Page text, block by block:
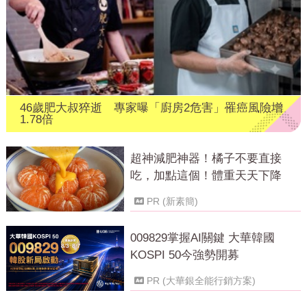
46歲肥大叔猝逝 專家曝「廚房2危害」罹癌風險增
1.78倍
超神減肥神器！橘子不要直接
吃，加點這個！體重天天下降
PR (新素簡)
009829掌握AI關鍵 大華韓國
KOSPI 50今強勢開募
PR (大華銀全能行銷方案)